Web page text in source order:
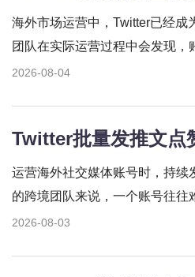
海外市场运营中，Twitter已经成
团队在实际运营过程中会发现，
2026-08-04
Twitter批量发推文点
运营海外社交媒体账号时，持续
的跨境团队来说，一个账号往往
2026-08-03